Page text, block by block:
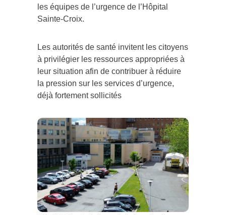
les équipes de l’urgence de l’Hôpital
Sainte-Croix.
Les autorités de santé invitent les citoyens
à privilégier les ressources appropriées à
leur situation afin de contribuer à réduire
la pression sur les services d’urgence,
déjà fortement sollicités